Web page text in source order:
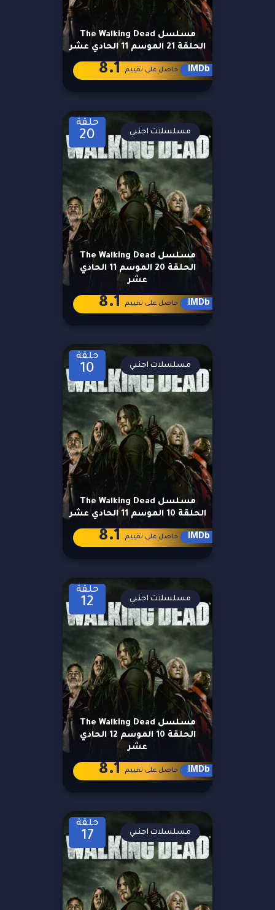
مسلسل The Walking Dead
الحلقة 21 الموسم 11 الحادي عشر
IMDb حاصل على تقييم 8.1
حلقة
20
مسلسل The Walking Dead
الحلقة 20 الموسم 11 الحادي
عشر
مسلسلات اجنبي
IMDb حاصل على تقييم 8.1
حلقة
10
مسلسل The Walking Dead
الحلقة 10 الموسم 11 الحادي عشر
مسلسلات اجنبي
IMDb حاصل على تقييم 8.1
حلقة
12
مسلسل The Walking Dead
الحلقة 10 الموسم 12 الحادي
عشر
مسلسلات اجنبي
IMDb حاصل على تقييم 8.1
حلقة
17 مسلسلات اجنبي